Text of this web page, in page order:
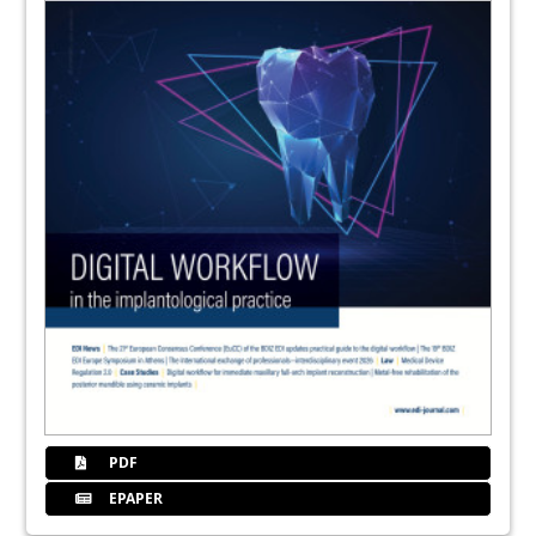
European Federation of Periodontology in
Copenhagen – Most exciting EuroPerio
Marco Landi on the annual report of CED –
Former president’s perspective
Editors
27Statement on e-evidence proposal – CED
calls for exemption
Editors
Editors
ECJ ruling on dispensing over-the-counter
medicines in other EU countries –
PDF
EPAPER